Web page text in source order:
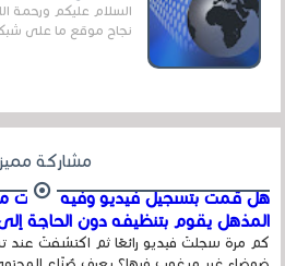
السلام عليكم ورحمة
نجاح موقع ما على
مشاركة
هل قمت بتسجيل فيديو وفيه أصوت
المذهل يقوم بتنظيفه دون الحاجة إلى
كم مرة سجلتَ فيديو رائعًا ثم اكتشفتَ